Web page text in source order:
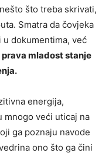
što treba skrivati,
Smatra da čovjeka
dokumentima, već
prava mladost stanje
energija,
mnogo veći uticaj na
ga poznaju navode
ono što ga čini